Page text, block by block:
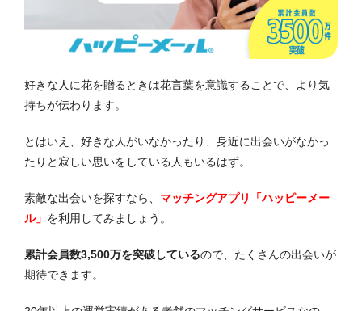
好きな人に花を贈るときは花言葉を意識することで、より気
持ちが伝わります。
とはいえ、好きな人がいなかったり、身近に出会いがなかっ
たりと寂しい思いをしている人もいるはず。
素敵な出会いを探すなら、 マッチングアプリ「ハッピーメー
ル」 を利用してみましょう。
累計会員数3,500万を突破しているので、たくさんの出会いが
期待できます。